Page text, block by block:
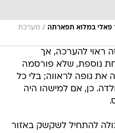
פאלי במלוא תפארתה / מערכת
ראוי להערכה, אך
נוספת, שלא פורסמה
את גופה לראווה; בלי כל
כן, אם למישהו היה
להתחיל לשקשק באזור